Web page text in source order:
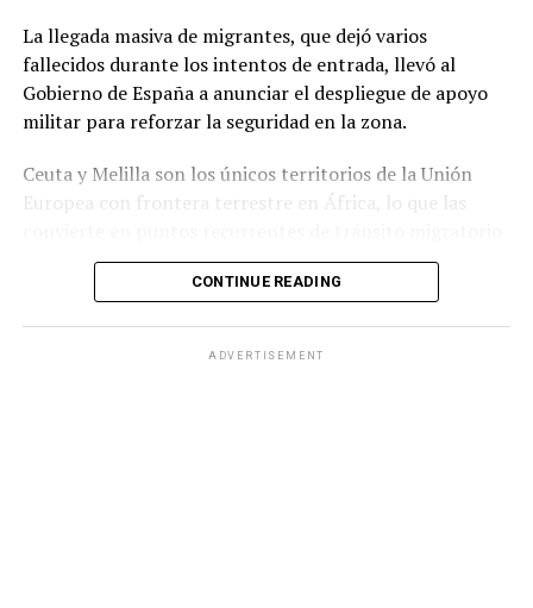
su continuidad.
La llegada masiva de migrantes, que dejó varios
fallecidos durante los intentos de entrada, llevó al
Gobierno de España a anunciar el despliegue de apoyo
militar para reforzar la seguridad en la zona.
Ceuta y Melilla son los únicos territorios de la Unión
Europea con frontera terrestre en África, lo que las
hacia Europa.
CONTINUE READING
ADVERTISEMENT